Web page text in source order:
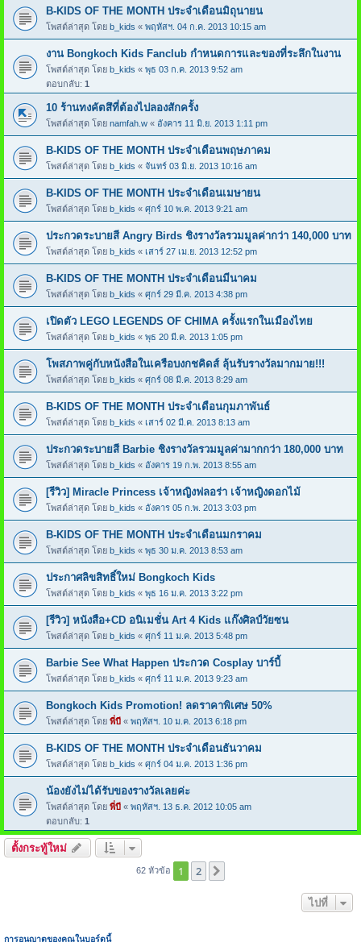
B-KIDS OF THE MONTH ประจำเดือนมิถุนายน
โพสต์ล่าสุด โดย b_kids « พฤหัสฯ. 04 ก.ค. 2013 10:15 am
งาน Bongkoch Kids Fanclub กำหนดการและของที่ระลึกในงาน
โพสต์ล่าสุด โดย b_kids « พุธ 03 ก.ค. 2013 9:52 am
ตอบกลับ: 1
10 ร้านทงคัตสึที่ต้องไปลองสักครั้ง
โพสต์ล่าสุด โดย namfah.w « อังคาร 11 มิ.ย. 2013 1:11 pm
B-KIDS OF THE MONTH ประจำเดือนพฤษภาคม
โพสต์ล่าสุด โดย b_kids « จันทร์ 03 มิ.ย. 2013 10:16 am
B-KIDS OF THE MONTH ประจำเดือนเมษายน
โพสต์ล่าสุด โดย b_kids « ศุกร์ 10 พ.ค. 2013 9:21 am
ประกวดระบายสี Angry Birds ชิงรางวัลรวมมูลค่ากว่า 140,000 บาท
โพสต์ล่าสุด โดย b_kids « เสาร์ 27 เม.ย. 2013 12:52 pm
B-KIDS OF THE MONTH ประจำเดือนมีนาคม
โพสต์ล่าสุด โดย b_kids « ศุกร์ 29 มี.ค. 2013 4:38 pm
เปิดตัว LEGO LEGENDS OF CHIMA ครั้งแรกในเมืองไทย
โพสต์ล่าสุด โดย b_kids « พุธ 20 มี.ค. 2013 1:05 pm
โพสภาพคู่กับหนังสือในเครือบงกชคิดส์ ลุ้นรับรางวัลมากมาย!!!
โพสต์ล่าสุด โดย b_kids « ศุกร์ 08 มี.ค. 2013 8:29 am
B-KIDS OF THE MONTH ประจำเดือนกุมภาพันธ์
โพสต์ล่าสุด โดย b_kids « เสาร์ 02 มี.ค. 2013 8:13 am
ประกวดระบายสี Barbie ชิงรางวัลรวมมูลค่ามากกว่า 180,000 บาท
โพสต์ล่าสุด โดย b_kids « อังคาร 19 ก.พ. 2013 8:55 am
[รีวิว] Miracle Princess เจ้าหญิงฟลอร่า เจ้าหญิงดอกไม้
โพสต์ล่าสุด โดย b_kids « อังคาร 05 ก.พ. 2013 3:03 pm
B-KIDS OF THE MONTH ประจำเดือนมกราคม
โพสต์ล่าสุด โดย b_kids « พุธ 30 ม.ค. 2013 8:53 am
ประกาศลิขสิทธิ์ใหม่ Bongkoch Kids
โพสต์ล่าสุด โดย b_kids « พุธ 16 ม.ค. 2013 3:22 pm
[รีวิว] หนังสือ+CD อนิเมชั่น Art 4 Kids แก๊งศิลป์วัยซน
โพสต์ล่าสุด โดย b_kids « ศุกร์ 11 ม.ค. 2013 5:48 pm
Barbie See What Happen ประกวด Cosplay บาร์บี้
โพสต์ล่าสุด โดย b_kids « ศุกร์ 11 ม.ค. 2013 9:23 am
Bongkoch Kids Promotion! ลดราคาพิเศษ 50%
โพสต์ล่าสุด โดย พี่บี « พฤหัสฯ. 10 ม.ค. 2013 6:18 pm
B-KIDS OF THE MONTH ประจำเดือนธันวาคม
โพสต์ล่าสุด โดย b_kids « ศุกร์ 04 ม.ค. 2013 1:36 pm
น้องยังไม่ได้รับของรางวัลเลยค่ะ
โพสต์ล่าสุด โดย พี่บี « พฤหัสฯ. 13 ธ.ค. 2012 10:05 am
ตอบกลับ: 1
ตั้งกระทู้ใหม่
62 หัวข้อ 1 2
ไปที่
การอนุญาตของคุณในบอร์ดนี้